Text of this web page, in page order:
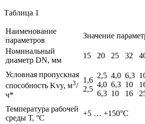
Таблица 1
Наименование
параметров
Значение
Номинальный
диаметр DN, мм
15 20 25 32
Условная пропускная
способность Kvy, м3/
ч*
1,6
2,5
2,5
4,0
6,3
4,0
6,3
10
6,3
10
16
Температура рабочей
среды Т, °С
+5 … +150°С